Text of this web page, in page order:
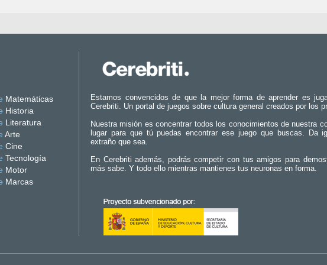
Matemáticas
Historia
Literatura
Arte
Cine
Tecnología
Motor
Marcas
Estamos convencidos de que la mejor forma de aprender es
Cerebriti. Un portal de juegos sobre cultura general creados por los
Nuestra misión es concentrar todos los conocimientos de nuestra
lugar para que tú puedas encontrar ese juego que buscas. Da
extraño que sea.
En Cerebriti además, podrás competir con tus amigos para
más sabe. Y todo ello mientras mantienes tus neuronas en forma.